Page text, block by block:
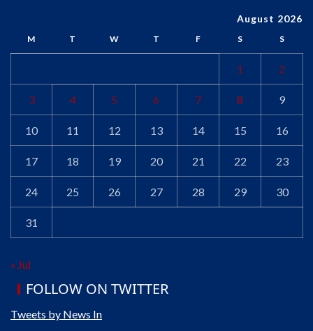
August 2026
M T W T F S S
1 2
3 4 5 6 7 8 9
10 11 12 13 14 15 16
17 18 19 20 21 22 23
24 25 26 27 28 29 30
31
« Jul
FOLLOW ON TWITTER
Tweets by News In